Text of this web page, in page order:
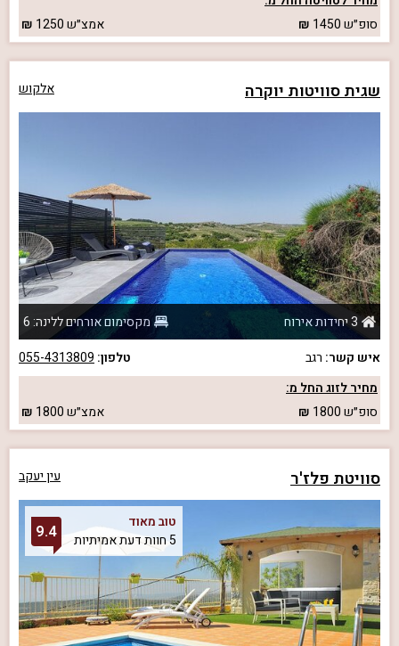
סופ״ש1450 אמצ״ש1250
שגית סוויטות יוקרה אלקוש
3 יחידות אירוח
מקסימום אורחים ללינה: 6
איש קשר: רגב טלפון: 055-4313809
מחיר לזוג החל מ:
סופ״ש1800 אמצ״ש1800
סוויטת פלז'ר עין יעקב
טוב מאוד
5 חוות דעת אמיתיות
9.4